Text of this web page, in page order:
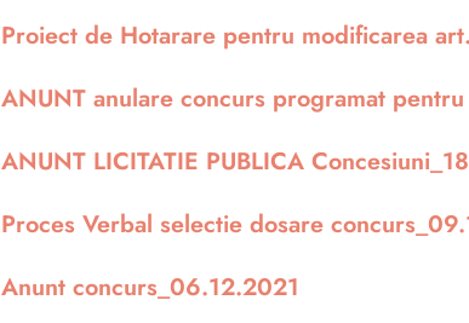
Proiect de Hotarare pentru modificarea
ANUNT anulare concurs programat
ANUNT LICITATIE PUBLICA
Proces Verbal selectie dosare
Anunt concurs_06.12.2021